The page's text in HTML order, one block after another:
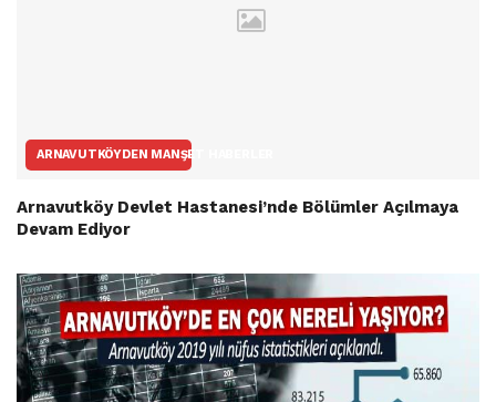
ARNAVUTKÖYDEN MANŞET HABERLER
Arnavutköy Devlet Hastanesi’nde Bölümler Açılmaya
Devam Ediyor